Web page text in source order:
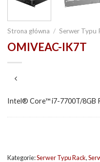
Strona główna / Serwer Typu
OMIVEAC-IK7T
Intel® Core™ i7-7700T/8GB
Kategorie:Serwer Typu Rack,